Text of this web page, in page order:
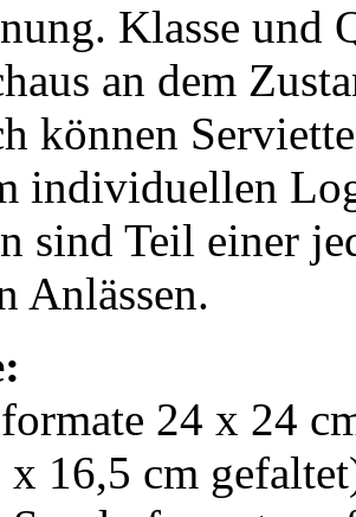
Klasse und
an dem
können
individuellen
sind Teil einer
Anlässen.
24 x 24
x 16,5 cm